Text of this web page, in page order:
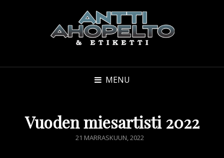
MENU
Vuoden miesartisti 2022
POSTED
21 MARRASKUUN, 2022